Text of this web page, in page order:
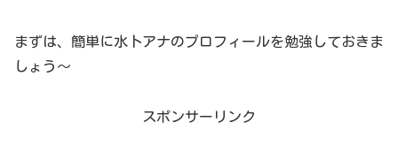
まずは、簡単に水卜アナのプロフィールを勉強しておきま
しょう～
スポンサーリンク